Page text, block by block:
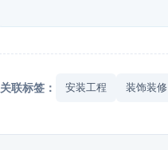
关联标签： 安装工程 装饰装修